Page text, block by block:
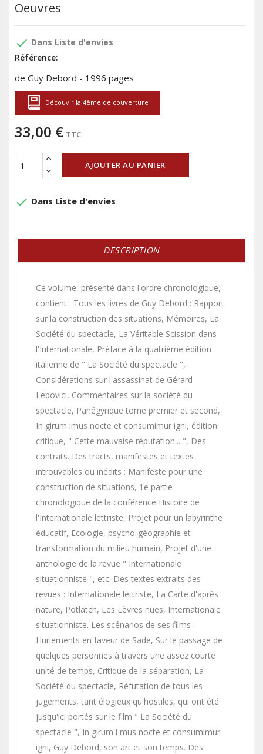
Oeuvres
done Dans Liste d'envies
Référence:
de Guy Debord - 1996 pages
Découvir la 4ème de couverture
33,00 € TTC
AJOUTER AU PANIER
done Dans Liste d'envies
DESCRIPTION
Ce volume, présenté dans l'ordre chronologique,
contient : Tous les livres de Guy Debord : Rapport
sur la construction des situations, Mémoires, La
Société du spectacle, La Véritable Scission dans
l'Internationale, Préface à la quatrième édition
italienne de " La Société du spectacle ",
Considérations sur l'assassinat de Gérard
Lebovici, Commentaires sur la société du
spectacle, Panégyrique tome premier et second,
In girum imus nocte et consumimur igni, édition
critique, " Cette mauvaise réputation... ", Des
contrats. Des tracts, manifestes et textes
introuvables ou inédits : Manifeste pour une
construction de situations, 1e partie
chronologique de la conférence Histoire de
l'Internationale lettriste, Projet pour un labyrinthe
éducatif, Ecologie, psycho-géographie et
transformation du milieu humain, Projet d'une
anthologie de la revue " Internationale
situationniste ", etc. Des textes extraits des
revues : Internationale lettriste, La Carte d'après
nature, Potlatch, Les Lèvres nues, Internationale
situationniste. Les scénarios de ses films :
Hurlements en faveur de Sade, Sur le passage de
quelques personnes à travers une assez courte
unité de temps, Critique de la séparation, La
Société du spectacle, Réfutation de tous les
jugements, tant élogieux qu'hostiles, qui ont été
jusqu'ici portés sur le film " La Société du
spectacle ", In girum i mus nocte et consumimur
igni, Guy Debord, son art et son temps. Des